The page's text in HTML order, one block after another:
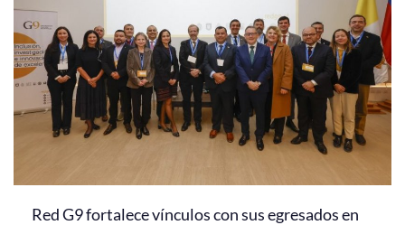
Red G9 fortalece vínculos con sus egresados en